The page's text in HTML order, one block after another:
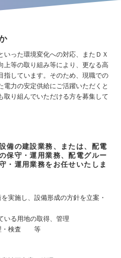
った環境変化への対応、またＤＸ
上等の取り組み等により、更なる高
指しています。そのため、現職での
電力の安定供給にご活躍いただくと
取り組んでいただける方を募集して
備の建設業務、または、配電
保守・運用業務、配電グルー
・運用業務をお任せいたしま
実施し、設備形成の方針を立案・
いる用地の取得、管理
理・検査 等